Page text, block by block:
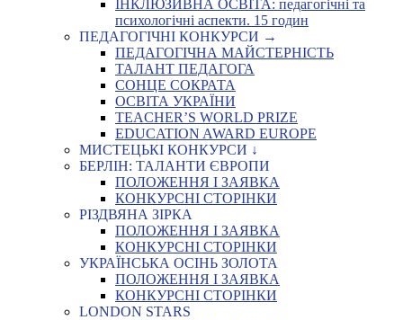
ІНКЛЮЗИВНА ОСВІТА: педагогічні та
психологічні аспекти. 15 годин
ПЕДАГОГІЧНІ КОНКУРСИ →
ПЕДАГОГІЧНА МАЙСТЕРНІСТЬ
ТАЛАНТ ПЕДАГОГА
СОНЦЕ СОКРАТА
ОСВІТА УКРАЇНИ
TEACHER’S WORLD PRIZE
EDUCATION AWARD EUROPE
МИСТЕЦЬКІ КОНКУРСИ ↓
БЕРЛІН: ТАЛАНТИ ЄВРОПИ
ПОЛОЖЕННЯ І ЗАЯВКА
КОНКУРСНІ СТОРІНКИ
РІЗДВЯНА ЗІРКА
ПОЛОЖЕННЯ І ЗАЯВКА
КОНКУРСНІ СТОРІНКИ
УКРАЇНСЬКА ОСІНЬ ЗОЛОТА
ПОЛОЖЕННЯ І ЗАЯВКА
КОНКУРСНІ СТОРІНКИ
LONDON STARS